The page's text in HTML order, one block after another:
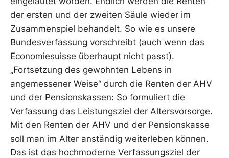
der ersten und der zweiten Säule wieder im
Zusammenspiel behandelt. So wie es unsere
Bundesverfassung vorschreibt (auch wenn das
Economiesuisse überhaupt nicht passt).
„Fortsetzung des gewohnten Lebens in
angemessener Weise“ durch die Renten der AHV
und der Pensionskassen: So formuliert die
Verfassung das Leistungsziel der Altersvorsorge.
Mit den Renten der AHV und der Pensionskasse
soll man im Alter anständig weiterleben können.
Das ist das hochmoderne Verfassungsziel der